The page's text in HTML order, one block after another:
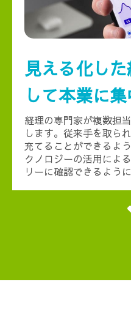
見える化し
して本業に
経理の専門家が複数担
します。従来手を取ら
充てることができるよ
クノロジーの活用によ
リーに確認できるよう